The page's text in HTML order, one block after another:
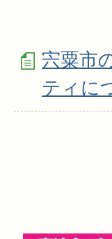
宍粟市
ティに